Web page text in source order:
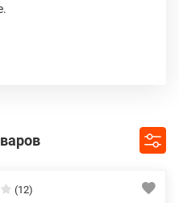
высокий процент
том числе свежее и
(12)